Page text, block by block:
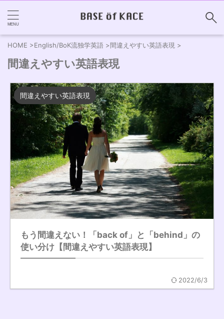
HOME >English/BoK流独学英語 >間違えやすい英語表現 >
間違えやすい英語表現
間違えやすい英語表現
もう間違えない！「back of」と「behind」の
使い分け【間違えやすい英語表現】
2022/6/3